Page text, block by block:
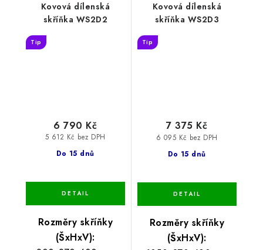
Kovová dílenská
skříňka WS2D2
Tip
Do 15 dnů
5 612 Kč bez DPH
6 790 Kč
Rozměry skříňky
(ŠxHxV):
Kovová dílenská
skříňka WS2D3
Tip
Do 15 dnů
6 095 Kč bez DPH
7 375 Kč
Rozměry skříňky
(ŠxHxV):